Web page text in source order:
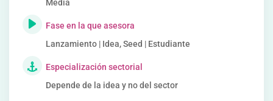
Media
Fase en la que asesora
Lanzamiento | Idea, Seed | Estudiante
Especialización sectorial
Depende de la idea y no del sector